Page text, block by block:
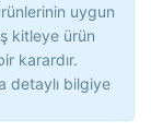
uygun
kitleye ürün
karardır.
detaylı bilgiye